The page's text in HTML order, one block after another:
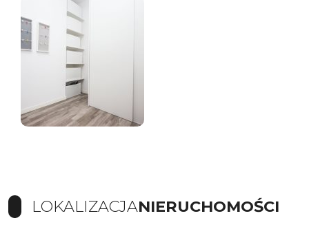
LOKALIZACJANIERUCHOMOŚCI